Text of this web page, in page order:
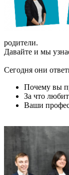
родители.
Давайте и мы
Сегодня они
Почему вы
За что
Ваши